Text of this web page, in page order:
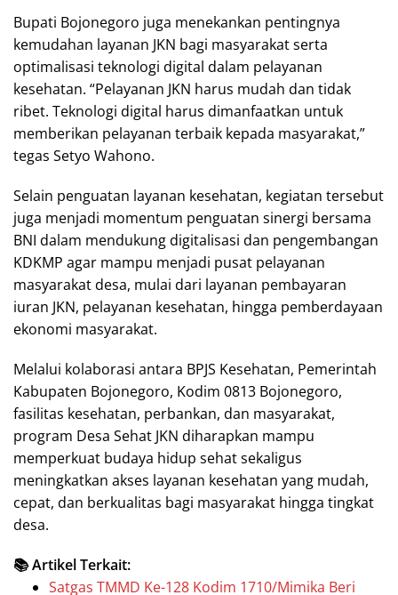
Bupati Bojonegoro juga menekankan pentingnya
kemudahan layanan JKN bagi masyarakat serta
optimalisasi teknologi digital dalam pelayanan
kesehatan. “Pelayanan JKN harus mudah dan tidak
ribet. Teknologi digital harus dimanfaatkan untuk
memberikan pelayanan terbaik kepada masyarakat,”
tegas Setyo Wahono.
Selain penguatan layanan kesehatan, kegiatan tersebut
juga menjadi momentum penguatan sinergi bersama
BNI dalam mendukung digitalisasi dan pengembangan
KDKMP agar mampu menjadi pusat pelayanan
masyarakat desa, mulai dari layanan pembayaran
iuran JKN, pelayanan kesehatan, hingga pemberdayaan
ekonomi masyarakat.
Melalui kolaborasi antara BPJS Kesehatan, Pemerintah
Kabupaten Bojonegoro, Kodim 0813 Bojonegoro,
fasilitas kesehatan, perbankan, dan masyarakat,
program Desa Sehat JKN diharapkan mampu
memperkuat budaya hidup sehat sekaligus
meningkatkan akses layanan kesehatan yang mudah,
cepat, dan berkualitas bagi masyarakat hingga tingkat
desa.
📚 Artikel Terkait:
Satgas TMMD Ke-128 Kodim 1710/Mimika Beri